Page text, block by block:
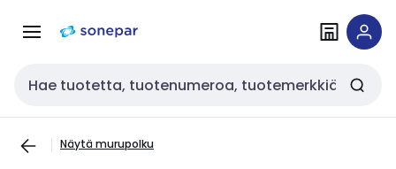
navigointiinsisältöön
Haku
Näytä murupolku